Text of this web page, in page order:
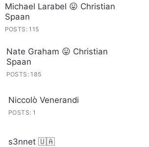
Michael Larabel 😛 Christian
Spaan
POSTS: 115
Nate Graham 😛 Christian
Spaan
POSTS: 185
Niccolò Venerandi
POSTS: 1
s3nnet 🇺🇦